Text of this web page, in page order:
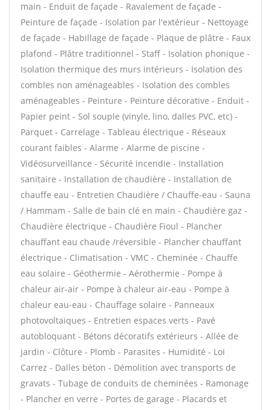
main - Enduit de façade - Ravalement de façade -
Peinture de façade - Isolation par l'extérieur - Nettoyage
de façade - Habillage de façade - Plaque de plâtre - Faux
plafond - Plâtre traditionnel - Staff - Isolation phonique -
Isolation thermique des murs intérieurs - Isolation des
combles non aménageables - Isolation des combles
aménageables - Peinture - Peinture décorative - Enduit -
Papier peint - Sol souple (vinyle, lino, dalles PVC, etc) -
Parquet - Carrelage - Tableau électrique - Réseaux
courant faibles - Alarme - Alarme de piscine -
Vidéosurveillance - Sécurité incendie - Installation
sanitaire - Installation de chaudière - Installation de
chauffe eau - Entretien Chaudière / Chauffe-eau - Sauna
/ Hammam - Salle de bain clé en main - Chaudière gaz -
Chaudière électrique - Chaudière Fioul - Plancher
chauffant eau chaude /réversible - Plancher chauffant
électrique - Climatisation - VMC - Cheminée - Chauffe
eau solaire - Géothermie - Aérothermie - Pompe à
chaleur air-air - Pompe à chaleur air-eau - Pompe à
chaleur eau-eau - Chauffage solaire - Panneaux
photovoltaïques - Entretien espaces verts - Pavé
autobloquant - Bétons décoratifs extérieurs - Allée de
jardin - Clôture - Plomb - Parasites - Humidité - Loi
Carrez - Dalles béton - Démolition avec transports de
gravats - Tubage de conduits de cheminées - Ramonage
- Plancher en verre - Portes de garage - Placards et